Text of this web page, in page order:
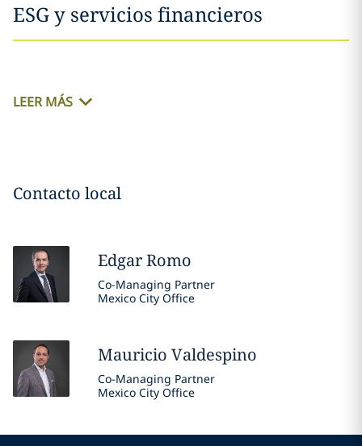
ESG y servicios financieros
LEER MÁS
Contacto local
EdgarRomo
Co-Managing Partner
Mexico City Office
Mauricio Valdespino
Co-Managing Partner
Mexico City Office